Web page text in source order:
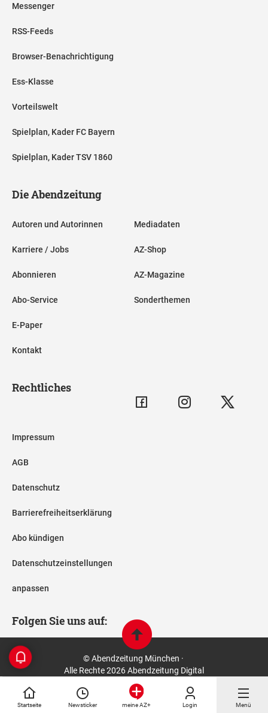
Startseite Newsticker meine AZ+ Login Menü
Messenger
RSS-Feeds
Browser-Benachrichtigung
Ess-Klasse
Vorteilswelt
Spielplan, Kader FC Bayern
Spielplan, Kader TSV 1860
Die Abendzeitung
Autoren und Autorinnen
Karriere / Jobs
Abonnieren
Abo-Service
E-Paper
Kontakt
Mediadaten
AZ-Shop
AZ-Magazine
Sonderthemen
Rechtliches
Impressum
AGB
Datenschutz
Barrierefreiheitserklärung
Abo kündigen
Datenschutzeinstellungen
anpassen
Folgen Sie uns auf:
© Abendzeitung München ·
Alle Rechte 2026 Abendzeitung Digital